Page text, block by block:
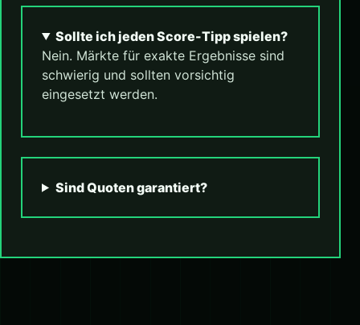
Sollte ich jeden Score-Tipp spielen?
Nein. Märkte für exakte Ergebnisse sind
schwierig und sollten vorsichtig
eingesetzt werden.
Sind Quoten garantiert?